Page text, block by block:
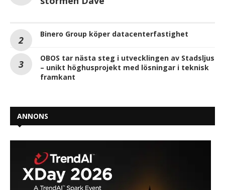
Binero Group köper datacenterfastighet
OBOS tar nästa steg i utvecklingen av Stadsljus
– unikt höghusprojekt med lösningar i teknisk
framkant
ANNONS